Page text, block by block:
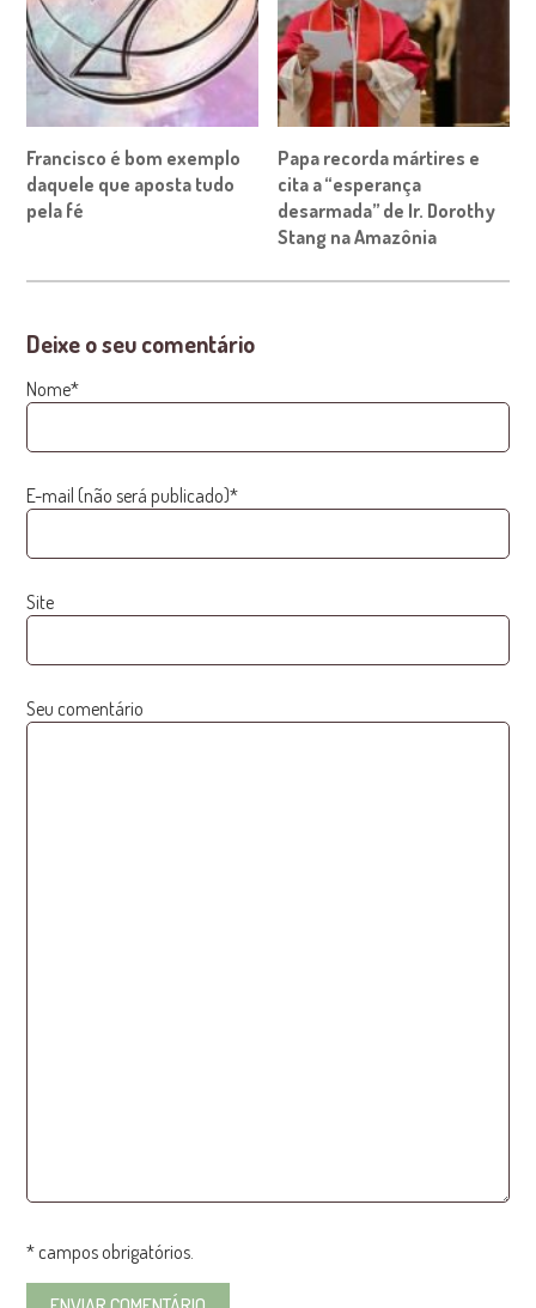
Francisco é bom exemplo
daquele que aposta tudo
pela fé
Papa recorda mártires e
cita a “esperança
desarmada” de Ir. Dorothy
Stang na Amazônia
Deixe o seu comentário
Nome*
E-mail (não será publicado)*
Site
Seu comentário
* campos obrigatórios.